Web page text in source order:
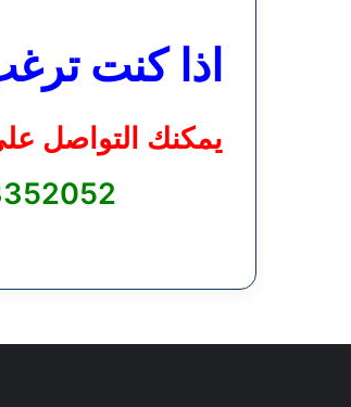
اذا كنت
يمكنك التواصل